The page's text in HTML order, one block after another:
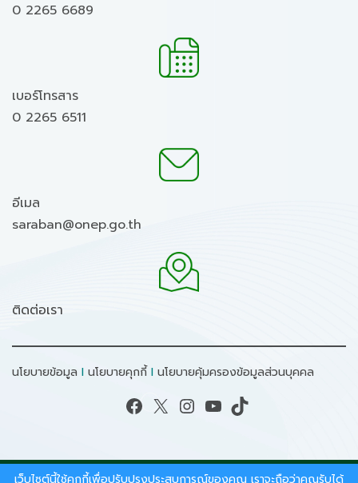
0 2265 6689
เบอร์โทรสาร
0 2265 6511
อีเมล
saraban@onep.go.th
ติดต่อเรา
นโยบายข้อมูล I นโยบายคุกกี้ I นโยบายคุ้มครองข้อมูลส่วนบุคคล
Facebook X Instagram YouTube TikTok
เว็บไซต์นี้ใช้คุกกี้เพื่อปรับปรุงประสบการณ์ของคุณ เราจะถือว่าคุณรับได้